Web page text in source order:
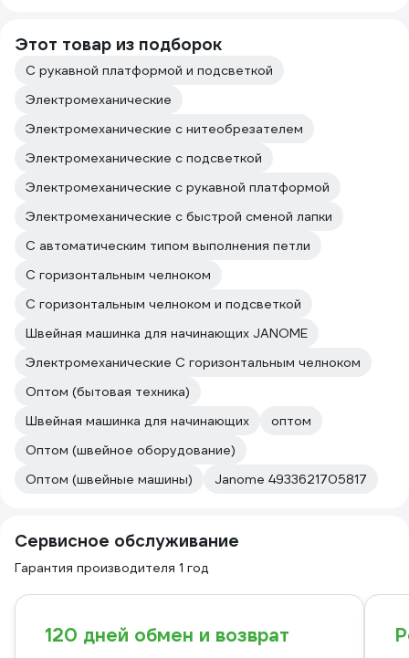
Этот товар из подборок
С рукавной платформой и подсветкой
Электромеханические
Электромеханические с нитеобрезателем
Электромеханические с подсветкой
Электромеханические с рукавной платформой
Электромеханические с быстрой сменой лапки
С автоматическим типом выполнения петли
С горизонтальным челноком
С горизонтальным челноком и подсветкой
Швейная машинка для начинающих JANOME
Электромеханические С горизонтальным челноком
Оптом (бытовая техника)
Швейная машинка для начинающих
оптом
Оптом (швейное оборудование)
Оптом (швейные машины)
Janome 4933621705817
Сервисное обслуживание
Гарантия производителя 1 год
120 дней обмен и возврат